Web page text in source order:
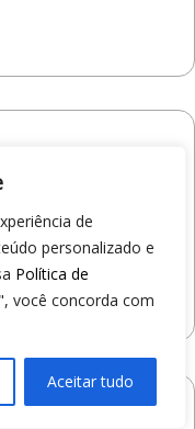
de
personalizado e
Política de
você concorda com
Aceitar tudo
Guanabara